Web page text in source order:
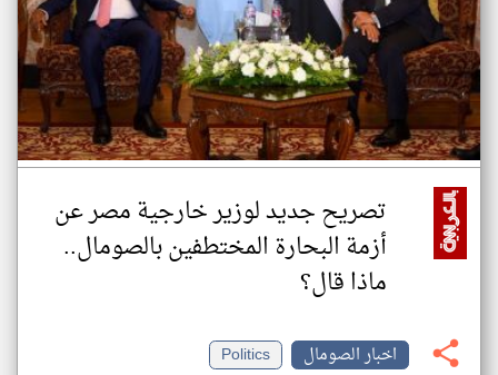
تصريح جديد لوزير خارجية مصر عن
أزمة البحارة المختطفين بالصومال..
ماذا قال؟
اخبار الصومال
Politics